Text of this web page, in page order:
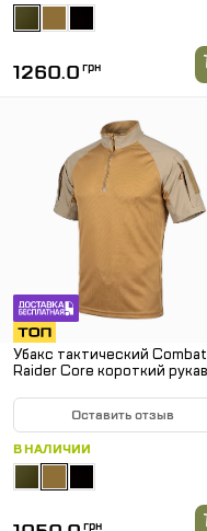
1260.0 грн
Убакс тактический
Raider Core короткий
Оставить отзыв
В НАЛИЧИИ
грн